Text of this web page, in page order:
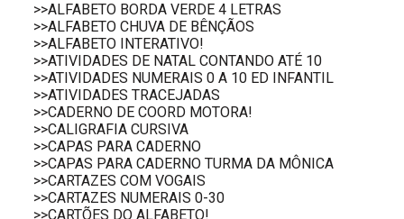
>>ALFABETO BORDA VERDE 4 LETRAS
>>ALFABETO CHUVA DE BÊNÇÃOS
>>ALFABETO INTERATIVO!
>>ATIVIDADES DE NATAL CONTANDO ATÉ 10
>>ATIVIDADES NUMERAIS 0 A 10 ED INFANTIL
>>ATIVIDADES TRACEJADAS
>>CADERNO DE COORD MOTORA!
>>CALIGRAFIA CURSIVA
>>CAPAS PARA CADERNO
>>CAPAS PARA CADERNO TURMA DA MÔNICA
>>CARTAZES COM VOGAIS
>>CARTAZES NUMERAIS 0-30
>>CARTÕES DO ALFABETO!